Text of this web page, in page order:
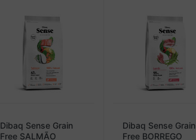
Dibaq Sense Grain
Free SALMÃO
Dibaq Sense Grain
Free BORREGO